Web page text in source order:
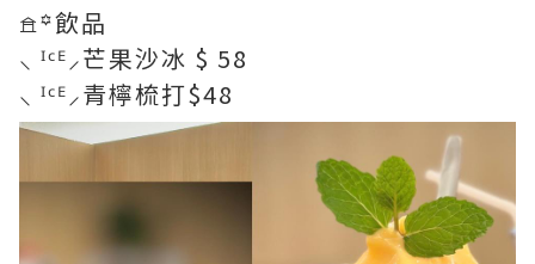
𖠿꙳飲品
⸜ ᴵᶜᴱ⸝芒果沙冰 $ 58
⸜ ᴵᶜᴱ⸝青檸梳打$48